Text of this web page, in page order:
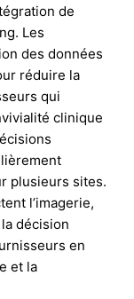
de
Les
des données
réduire la
qui
clinique
plusieurs sites.
l’imagerie,
décision
en
et la